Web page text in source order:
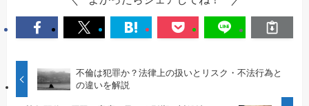
不倫は犯罪か？法律上の扱いとリスク・不法行為と
の違いを解説